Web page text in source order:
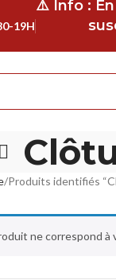
19H
⚠️ Info :
Produits identifiés
ne correspond à